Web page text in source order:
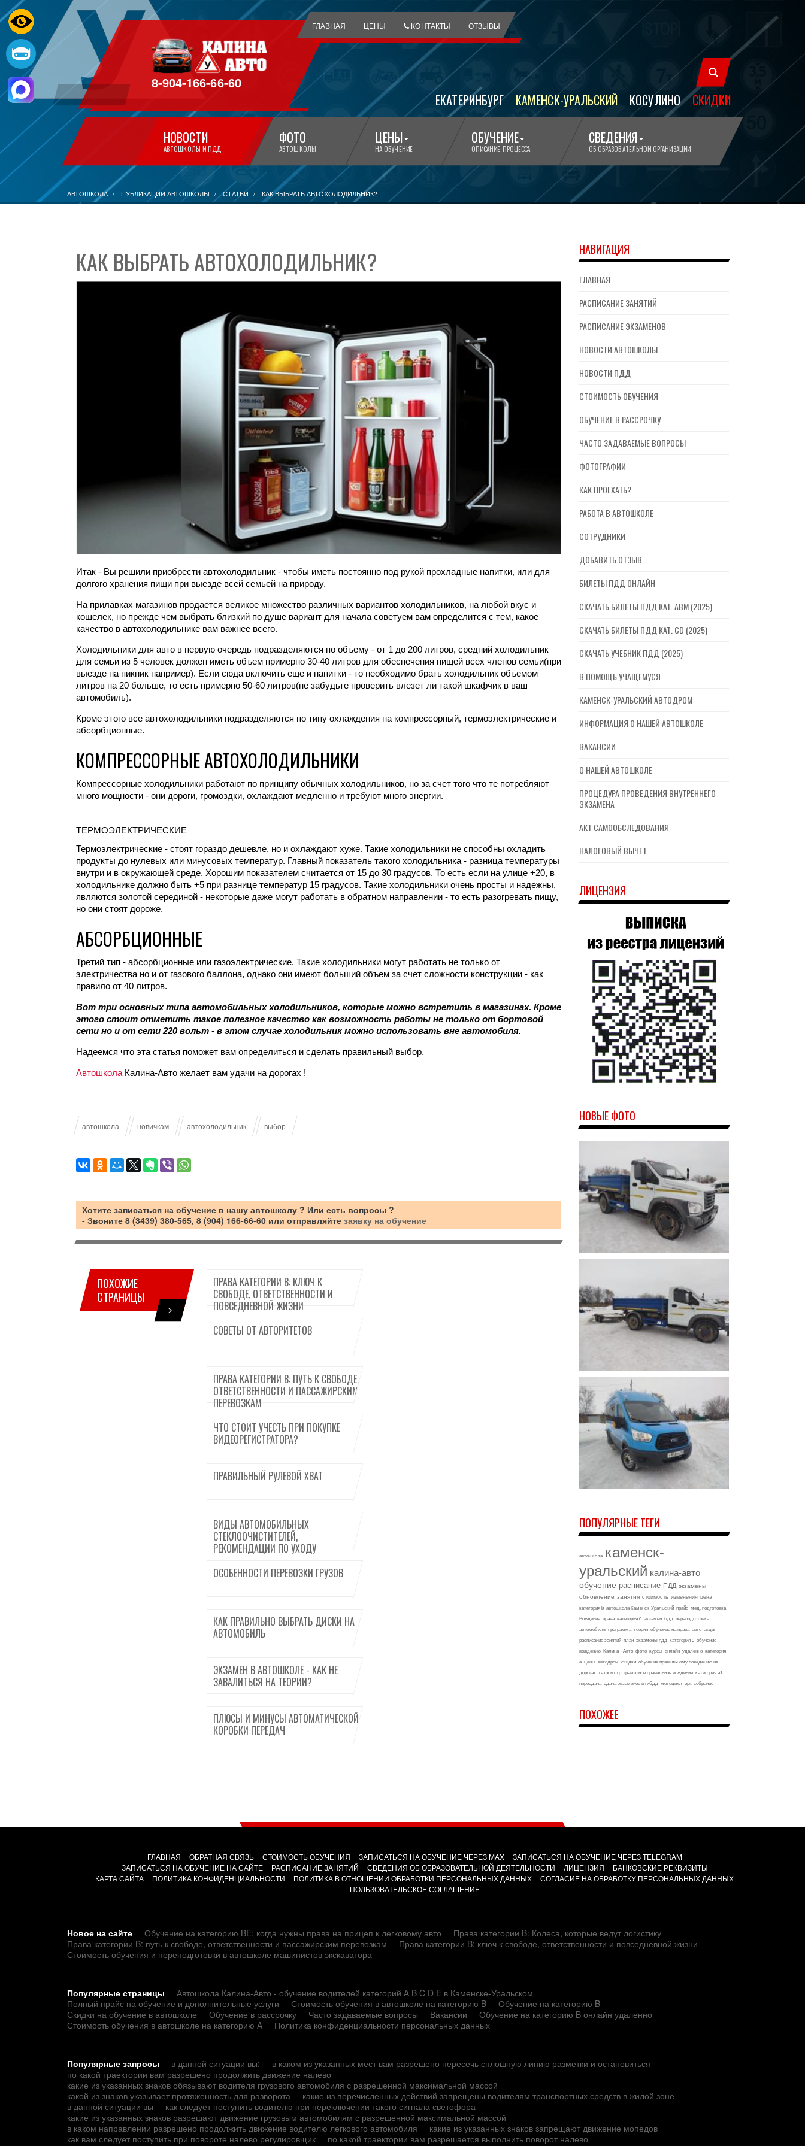
ГЛАВНАЯ ЦЕНЫ КОНТАКТЫ ОТЗЫВЫ
8-904-166-66-60
НОВОСТИ
АВТОШКОЛЫ И ПДД
ФОТО
АВТОШКОЛЫ
ЦЕНЫ
НА ОБУЧЕНИЕ
ОБУЧЕНИЕ
ОПИСАНИЕ ПРОЦЕССА
СВЕДЕНИЯ
ОБ ОБРАЗОВАТЕЛЬНОЙ ОРГАНИЗАЦИИ
ЕКАТЕРИНБУРГ КАМЕНСК-УРАЛЬСКИЙ КОСУЛИНО СКИДКИ
АВТОШКОЛА ПУБЛИКАЦИИ АВТОШКОЛЫ СТАТЬИ КАК ВЫБРАТЬ АВТОХОЛОДИЛЬНИК?
КАК ВЫБРАТЬ АВТОХОЛОДИЛЬНИК?
Итак - Вы решили приобрести автохолодильник - чтобы иметь постоянно под рукой прохладные напитки, или для
долгого хранения пищи при выезде всей семьей на природу.
На прилавках магазинов продается великое множество различных вариантов холодильников, на любой вкус и
кошелек, но прежде чем выбрать близкий по душе вариант для начала советуем вам определится с тем, какое
качество в автохолодильнике вам важнее всего.
Холодильники для авто в первую очередь подразделяются по объему - от 1 до 200 литров, средний холодильник
для семьи из 5 человек должен иметь объем примерно 30-40 литров для обеспечения пищей всех членов семьи(при
выезде на пикник например). Если сюда включить еще и напитки - то необходимо брать холодильник объемом
литров на 20 больше, то есть примерно 50-60 литров(не забудьте проверить влезет ли такой шкафчик в ваш
автомобиль).
Кроме этого все автохолодильники подразделяются по типу охлаждения на компрессорный, термоэлектрические и
абсорбционные.
КОМПРЕССОРНЫЕ АВТОХОЛОДИЛЬНИКИ
Компрессорные холодильники работают по принципу обычных холодильников, но за счет того что те потребляют
много мощности - они дороги, громоздки, охлаждают медленно и требуют много энергии.
ТЕРМОЭЛЕКТРИЧЕСКИЕ
Термоэлектрические - стоят гораздо дешевле, но и охлаждают хуже. Такие холодильники не способны охладить
продукты до нулевых или минусовых температур. Главный показатель такого холодильника - разница температуры
внутри и в окружающей среде. Хорошим показателем считается от 15 до 30 градусов. То есть если на улице +20, в
холодильнике должно быть +5 при разнице температур 15 градусов. Такие холодильники очень просты и надежны,
являются золотой серединой - некоторые даже могут работать в обратном направлении - то есть разогревать пищу,
но они стоят дороже.
АБСОРБЦИОННЫЕ
Третий тип - абсорбционные или газоэлектрические. Такие холодильники могут работать не только от
электричества но и от газового баллона, однако они имеют больший объем за счет сложности конструкции - как
правило от 40 литров.
Вот три основных типа автомобильных холодильников, которые можно встретить в магазинах. Кроме
этого стоит отметить такое полезное качество как возможность работы не только от бортовой
сети но и от сети 220 вольт - в этом случае холодильник можно использовать вне автомобиля.
Надеемся что эта статья поможет вам определиться и сделать правильный выбор.
Автошкола Калина-Авто желает вам удачи на дорогах !
автошкола новичкам автохолодильник выбор
Хотите записаться на обучение в нашу автошколу ? Или есть вопросы ?
- Звоните 8 (3439) 380-565, 8 (904) 166-66-60 или отправляйте заявку на обучение
ПОХОЖИЕ
СТРАНИЦЫ
ПРАВА КАТЕГОРИИ B: КЛЮЧ К
СВОБОДЕ, ОТВЕТСТВЕННОСТИ И
ПОВСЕДНЕВНОЙ ЖИЗНИ
СОВЕТЫ ОТ АВТОРИТЕТОВ
ПРАВА КАТЕГОРИИ B: ПУТЬ К СВОБОДЕ,
ОТВЕТСТВЕННОСТИ И ПАССАЖИРСКИМ
ПЕРЕВОЗКАМ
ЧТО СТОИТ УЧЕСТЬ ПРИ ПОКУПКЕ
ВИДЕОРЕГИСТРАТОРА?
ПРАВИЛЬНЫЙ РУЛЕВОЙ ХВАТ
ВИДЫ АВТОМОБИЛЬНЫХ
СТЕКЛООЧИСТИТЕЛЕЙ,
РЕКОМЕНДАЦИИ ПО УХОДУ
ОСОБЕННОСТИ ПЕРЕВОЗКИ ГРУЗОВ
КАК ПРАВИЛЬНО ВЫБРАТЬ ДИСКИ НА
АВТОМОБИЛЬ
ЭКЗАМЕН В АВТОШКОЛЕ - КАК НЕ
ЗАВАЛИТЬСЯ НА ТЕОРИИ?
ПЛЮСЫ И МИНУСЫ АВТОМАТИЧЕСКОЙ
КОРОБКИ ПЕРЕДАЧ
НАВИГАЦИЯ
ГЛАВНАЯ
РАСПИСАНИЕ ЗАНЯТИЙ
РАСПИСАНИЕ ЭКЗАМЕНОВ
НОВОСТИ АВТОШКОЛЫ
НОВОСТИ ПДД
СТОИМОСТЬ ОБУЧЕНИЯ
ОБУЧЕНИЕ В РАССРОЧКУ
ЧАСТО ЗАДАВАЕМЫЕ ВОПРОСЫ
ФОТОГРАФИИ
КАК ПРОЕХАТЬ?
РАБОТА В АВТОШКОЛЕ
СОТРУДНИКИ
ДОБАВИТЬ ОТЗЫВ
БИЛЕТЫ ПДД ОНЛАЙН
СКАЧАТЬ БИЛЕТЫ ПДД КАТ. ABM (2025)
СКАЧАТЬ БИЛЕТЫ ПДД КАТ. CD (2025)
СКАЧАТЬ УЧЕБНИК ПДД (2025)
В ПОМОЩЬ УЧАЩЕМУСЯ
КАМЕНСК-УРАЛЬСКИЙ АВТОДРОМ
ИНФОРМАЦИЯ О НАШЕЙ АВТОШКОЛЕ
ВАКАНСИИ
О НАШЕЙ АВТОШКОЛЕ
ПРОЦЕДУРА ПРОВЕДЕНИЯ ВНУТРЕННЕГО
ЭКЗАМЕНА
АКТ САМООБСЛЕДОВАНИЯ
НАЛОГОВЫЙ ВЫЧЕТ
ЛИЦЕНЗИЯ
НОВЫЕ ФОТО
ПОПУЛЯРНЫЕ ТЕГИ
автошкола каменск-
уральский калина-авто
обучение расписание ПДД экзамены
обновление занятия стоимость изменения цена
категория b автошкола Каменск-Уральский прайс мед. подготовка
Вождение права категория c экзамен бдд переподготовка
автомобиль программа теория обучение на права авто акция
расписание занятий план экзамены пдд категория d обучение
вождению Калина - Авто фото курсы онлайн удаленно категория
а цены автодром скидки обучение правильному поведению на
дорогах техосмотр грамотное правильное вождение категория а1
пересдача сдача экзаменов в гибдд мотоцикл орг. собрание
ПОХОЖЕЕ
ГЛАВНАЯ ОБРАТНАЯ СВЯЗЬ СТОИМОСТЬ ОБУЧЕНИЯ ЗАПИСАТЬСЯ НА ОБУЧЕНИЕ ЧЕРЕЗ MAX
ЗАПИСАТЬСЯ НА ОБУЧЕНИЕ ЧЕРЕЗ TELEGRAM
ЗАПИСАТЬСЯ НА ОБУЧЕНИЕ НА САЙТЕ
РАСПИСАНИЕ ЗАНЯТИЙ СВЕДЕНИЯ ОБ ОБРАЗОВАТЕЛЬНОЙ ДЕЯТЕЛЬНОСТИ ЛИЦЕНЗИЯ
БАНКОВСКИЕ РЕКВИЗИТЫ
КАРТА САЙТА
ПОЛИТИКА КОНФИДЕНЦИАЛЬНОСТИ ПОЛИТИКА В ОТНОШЕНИИ ОБРАБОТКИ ПЕРСОНАЛЬНЫХ ДАННЫХ
СОГЛАСИЕ НА ОБРАБОТКУ ПЕРСОНАЛЬНЫХ ДАННЫХ
ПОЛЬЗОВАТЕЛЬСКОЕ СОГЛАШЕНИЕ
Новое на сайте Обучение на категорию BE: когда нужны права на прицеп к легковому авто
Права категории B: Колеса, которые ведут логистику
Права категории B: путь к свободе, ответственности и пассажирским перевозкам
Права категории B: ключ к свободе, ответственности и повседневной жизни
Стоимость обучения и переподготовки в автошколе машинистов экскаватора
Популярные страницы
Автошкола Калина-Авто - обучение водителей категорий A B C D E в Каменске-Уральском
Полный прайс на обучение и дополнительные услуги
Стоимость обучения в автошколе на категорию B
Обучение на категорию B
Скидки на обучение в автошколе
Обучение в рассрочку Часто задаваемые вопросы Вакансии
Обучение на категорию B онлайн удаленно
Стоимость обучения в автошколе на категорию A
Политика конфиденциальности персональных данных
Популярные запросы в данной ситуации вы:
в каком из указанных мест вам разрешено пересечь сплошную линию разметки и остановиться
по какой траектории вам разрешено продолжить движение налево
какие из указанных знаков обязывают водителя грузового автомобиля с разрешенной максимальной массой
какой из знаков указывает протяженность для разворота
какие из перечисленных действий запрещены водителям транспортных средств в жилой зоне
в данной ситуации вы
как следует поступить водителю при переключении такого сигнала светофора
какие из указанных знаков разрешают движение грузовым автомобилям с разрешенной максимальной массой
в каком направлении разрешено продолжить движение водителю легкового автомобиля
какие из указанных знаков запрещают движение мопедов
как вам следует поступить при повороте налево регулировщик
по какой траектории вам разрешается выполнить поворот налево